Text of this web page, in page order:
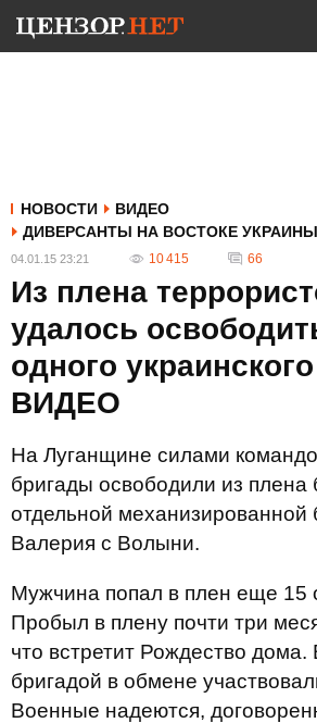
НОВОСТИ
ВИДЕО
ДИВЕРСАНТЫ НА ВОСТОКЕ УКРАИНЫ
04.01.15 23:21 10 415 66
Из плена
удалось
одного
ВИДЕО
На Луганщине силами
бригады освободили из плена
отдельной механизированной
Валерия с Волыни.
Мужчина попал в плен еще 15
Пробыл в плену почти три
что встретит Рождество дома.
бригадой в обмене
Военные надеются,